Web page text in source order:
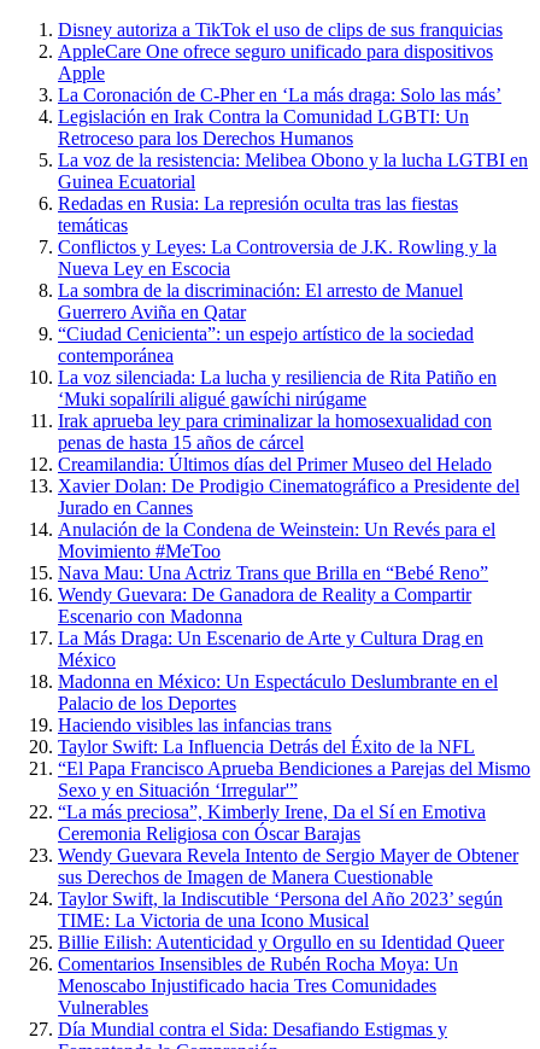
Disney autoriza a TikTok el uso de clips de sus franquicias
AppleCare One ofrece seguro unificado para dispositivos
Apple
La Coronación de C-Pher en ‘La más draga: Solo las más’
Legislación en Irak Contra la Comunidad LGBTI: Un
Retroceso para los Derechos Humanos
La voz de la resistencia: Melibea Obono y la lucha LGTBI en
Guinea Ecuatorial
Redadas en Rusia: La represión oculta tras las fiestas
temáticas
Conflictos y Leyes: La Controversia de J.K. Rowling y la
Nueva Ley en Escocia
La sombra de la discriminación: El arresto de Manuel
Guerrero Aviña en Qatar
“Ciudad Cenicienta”: un espejo artístico de la sociedad
contemporánea
La voz silenciada: La lucha y resiliencia de Rita Patiño en
‘Muki sopalírili aligué gawíchi nirúgame
Irak aprueba ley para criminalizar la homosexualidad con
penas de hasta 15 años de cárcel
Creamilandia: Últimos días del Primer Museo del Helado
Xavier Dolan: De Prodigio Cinematográfico a Presidente del
Jurado en Cannes
Anulación de la Condena de Weinstein: Un Revés para el
Movimiento #MeToo
Nava Mau: Una Actriz Trans que Brilla en “Bebé Reno”
Wendy Guevara: De Ganadora de Reality a Compartir
Escenario con Madonna
La Más Draga: Un Escenario de Arte y Cultura Drag en
México
Madonna en México: Un Espectáculo Deslumbrante en el
Palacio de los Deportes
Haciendo visibles las infancias trans
Taylor Swift: La Influencia Detrás del Éxito de la NFL
“El Papa Francisco Aprueba Bendiciones a Parejas del Mismo
Sexo y en Situación ‘Irregular'”
“La más preciosa”, Kimberly Irene, Da el Sí en Emotiva
Ceremonia Religiosa con Óscar Barajas
Wendy Guevara Revela Intento de Sergio Mayer de Obtener
sus Derechos de Imagen de Manera Cuestionable
Taylor Swift, la Indiscutible ‘Persona del Año 2023’ según
TIME: La Victoria de una Icono Musical
Billie Eilish: Autenticidad y Orgullo en su Identidad Queer
Comentarios Insensibles de Rubén Rocha Moya: Un
Menoscabo Injustificado hacia Tres Comunidades
Vulnerables
Día Mundial contra el Sida: Desafiando Estigmas y